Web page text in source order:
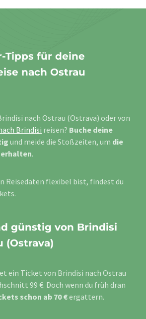
Tipps für deine
nach Ostrau
nach Ostrau (Ostrava) oder von
Brindisi reisen? Buche deine
und meide die Stoßzeiten, um die
.
Reisedaten flexibel bist, findest du
günstig von Brindisi
(Ostrava)
ein Ticket von Brindisi nach Ostrau
99 €. Doch wenn du früh dran
schon ab 70 €ergattern.